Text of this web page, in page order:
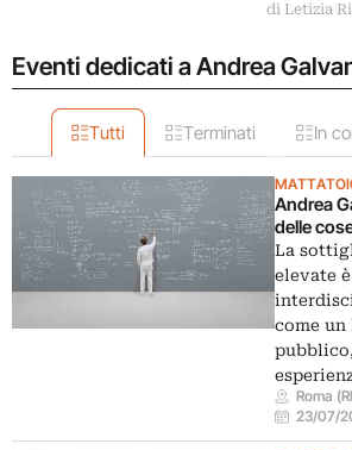
di Letizia
Eventi dedicati a Andrea
Tutti Terminati In
Andrea
delle
La
elevate
come
Roma
23/07/